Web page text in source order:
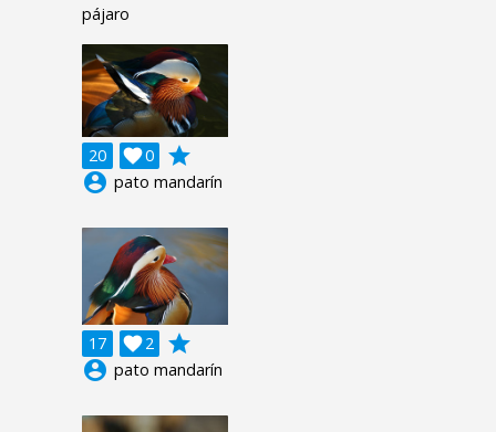
pájaro
20 0

grade
account_circle pato mandarín
17 2

grade
account_circle pato mandarín